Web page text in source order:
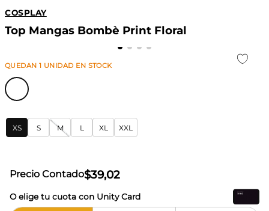
COSPLAY
Top Mangas Bombè Print Floral
QUEDAN1 UNIDAD EN STOCK
XS S M L XL XXL
Precio Contado$39,02
O elige tu cuota con Unity Card